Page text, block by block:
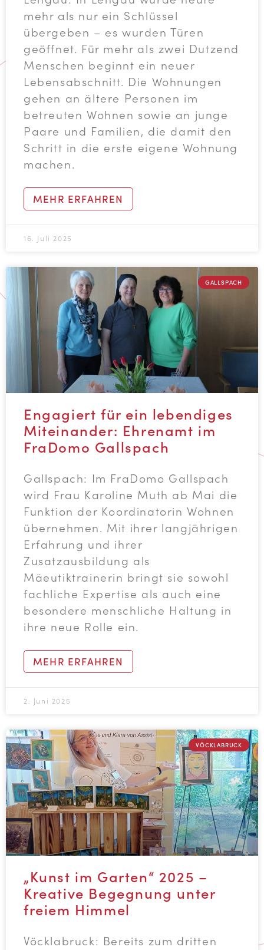
mehr als nur ein Schlüssel
übergeben – es wurden Türen
geöffnet. Für mehr als zwei Dutzend
Menschen beginnt ein neuer
Lebensabschnitt. Die Wohnungen
gehen an ältere Personen im
betreuten Wohnen sowie an junge
Paare und Familien, die damit den
Schritt in die erste eigene Wohnung
machen.
MEHR ERFAHREN
16. Juli 2025
GALLSPACH
Engagiert für ein lebendiges
Miteinander: Ehrenamt im
FraDomo Gallspach
Gallspach: Im FraDomo Gallspach
wird Frau Karoline Muth ab Mai die
Funktion der Koordinatorin Wohnen
übernehmen. Mit ihrer langjährigen
Erfahrung und ihrer
Zusatzausbildung als
Mäeutiktrainerin bringt sie sowohl
fachliche Expertise als auch eine
besondere menschliche Haltung in
ihre neue Rolle ein.
MEHR ERFAHREN
2. Juni 2025
VÖCKLABRUCK
„Kunst im Garten“ 2025 –
Kreative Begegnung unter
freiem Himmel
Vöcklabruck: Bereits zum dritten